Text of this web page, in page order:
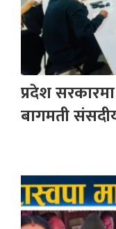
प्रदेश
बागमती